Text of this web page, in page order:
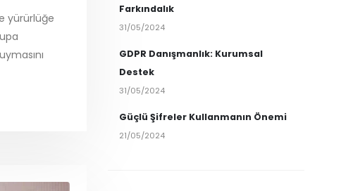
yürürlüğe
Farkındalık
31/05/2024
GDPR Danışmanlık: Kurumsal
Destek
31/05/2024
Güçlü Şifreler Kullanmanın Önemi
21/05/2024